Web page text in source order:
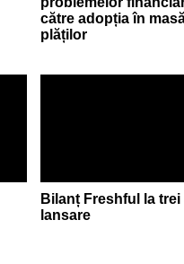
către adopția în
plăților
Bilanț Freshful la trei
lansare